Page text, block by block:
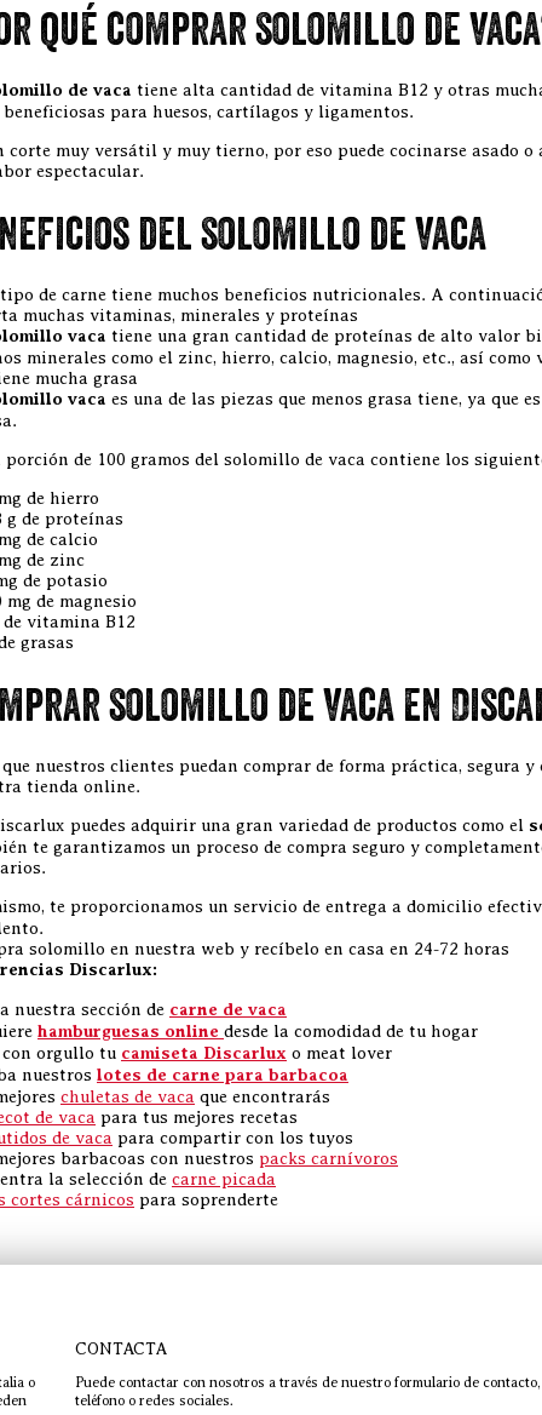
qué comprar solomillo de
de vaca tiene alta cantidad de vitamina B12 y otras
para huesos, cartílagos y ligamentos.
corte muy versátil y muy tierno, por eso puede cocinarse
espectacular.
del solomillo de vaca
de carne tiene muchos beneficios nutricionales. A
muchas vitaminas, minerales y proteínas
vaca tiene una gran cantidad de proteínas de alto valor
minerales como el zinc, hierro, calcio, magnesio, etc., así
mucha grasa
vaca es una de las piezas que menos grasa tiene, ya
porción de 100 gramos del solomillo de vaca contiene los
de hierro
g de proteínas
de calcio
de zinc
de potasio
mg de magnesio
de vitamina B12
grasas
solomillo de vaca en
nuestros clientes puedan comprar de forma práctica, segura
tienda online.
puedes adquirir una gran variedad de productos como el
te garantizamos un proceso de compra seguro y
te proporcionamos un servicio de entrega a domicilio
solomillo en nuestra web y recíbelo en casa en 24-72 horas
Discarlux:
nuestra sección de carne de vaca
hamburguesas online desde la comodidad de tu hogar
con orgullo tu camiseta Discarlux o meat lover
nuestros lotes de carne para barbacoa
chuletas de vaca que encontrarás
de vaca para tus mejores recetas
de vaca para compartir con los tuyos
barbacoas con nuestros packs carnívoros
la selección de carne picada
cortes cárnicos para soprenderte
o
CONTACTA
Puede contactar con nosotros a través de nuestro formulario de
teléfono o redes sociales.